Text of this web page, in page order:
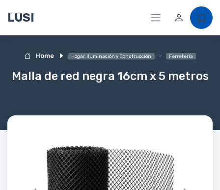
LUSI
Home Hogar, Iluminación y Construcción Ferretería
Malla de red negra 16cm x 5 metros